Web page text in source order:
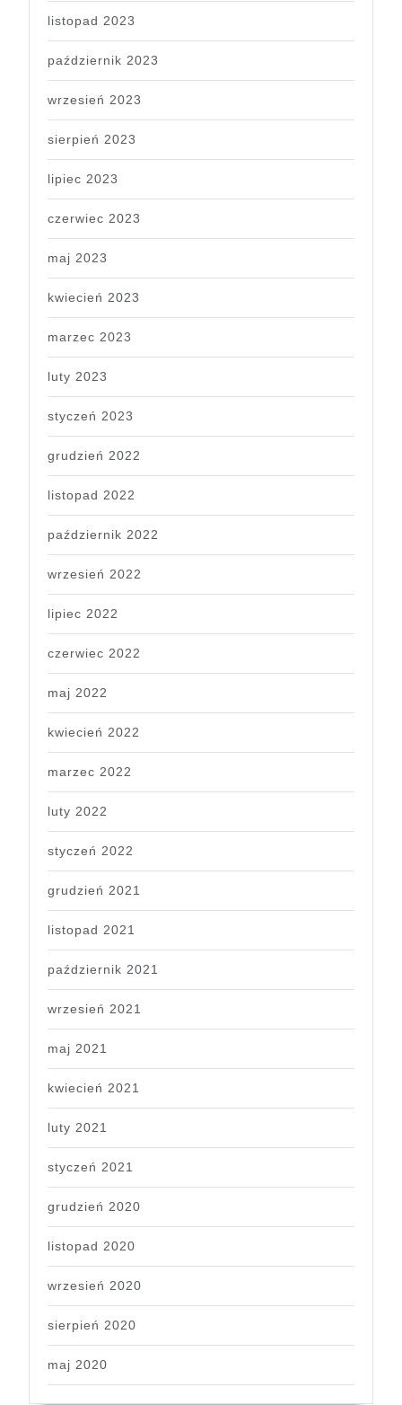
listopad 2023
październik 2023
wrzesień 2023
sierpień 2023
lipiec 2023
czerwiec 2023
maj 2023
kwiecień 2023
marzec 2023
luty 2023
styczeń 2023
grudzień 2022
listopad 2022
październik 2022
wrzesień 2022
lipiec 2022
czerwiec 2022
maj 2022
kwiecień 2022
marzec 2022
luty 2022
styczeń 2022
grudzień 2021
listopad 2021
październik 2021
wrzesień 2021
maj 2021
kwiecień 2021
luty 2021
styczeń 2021
grudzień 2020
listopad 2020
wrzesień 2020
sierpień 2020
maj 2020